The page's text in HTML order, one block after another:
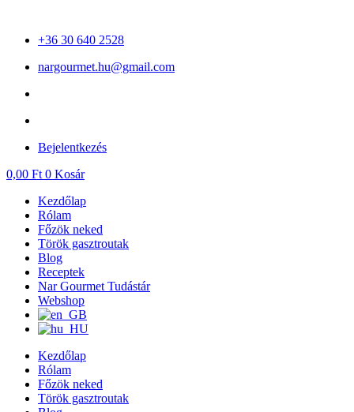
tartalomhoz+36 30 640 2528
nargourmet.hu@gmail.com
Bejelentkezés
0,00 Ft 0 Kosár
Kezdőlap
Rólam
Főzök neked
Török gasztroutak
Blog
Receptek
Nar Gourmet Tudástár
Webshop
Kezdőlap
Rólam
Főzök neked
Török gasztroutak